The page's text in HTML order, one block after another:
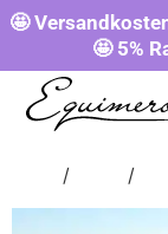
🤩
🤩 5%
/ /